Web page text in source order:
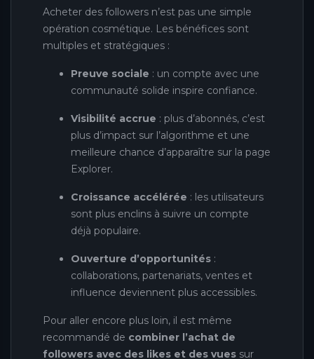
Acheter des followers n’est pas une simple
opération cosmétique. Les bénéfices sont
multiples et stratégiques :
Preuve sociale : un compte avec une
communauté solide inspire confiance.
Visibilité accrue : plus d’abonnés, c’est
plus d’impact sur l’algorithme et une
meilleure chance d’apparaître sur la page
Explorer.
Croissance accélérée : les utilisateurs
sont plus enclins à suivre un compte
déjà populaire.
Ouverture d’opportunités :
collaborations, partenariats, ventes et
influence deviennent plus accessibles.
Pour aller encore plus loin, il est même
recommandé de combiner l’achat de
followers avec des likes et des vues sur